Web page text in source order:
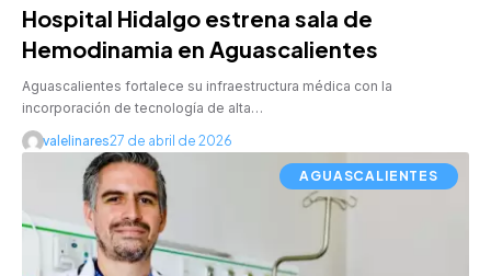
Hospital Hidalgo estrena sala de
Hemodinamia en Aguascalientes
Aguascalientes fortalece su infraestructura médica con la
incorporación de tecnología de alta…
valelinares27 de abril de 2026
AGUASCALIENTES